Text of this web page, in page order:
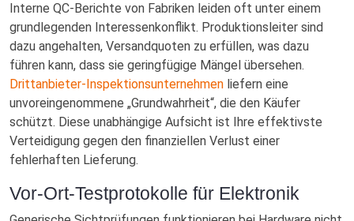
Interne QC-Berichte von Fabriken leiden oft unter einem
grundlegenden Interessenkonflikt. Produktionsleiter sind
dazu angehalten, Versandquoten zu erfüllen, was dazu
führen kann, dass sie geringfügige Mängel übersehen.
Drittanbieter-Inspektionsunternehmen liefern eine
unvoreingenommene „Grundwahrheit“, die den Käufer
schützt. Diese unabhängige Aufsicht ist Ihre effektivste
Verteidigung gegen den finanziellen Verlust einer
fehlerhaften Lieferung.
Vor-Ort-Testprotokolle für Elektronik